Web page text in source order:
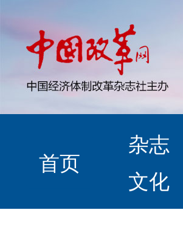
首页
杂志
文化